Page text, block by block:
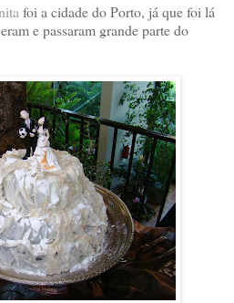
foi a cidade do Porto, já que foi lá
e passaram grande parte do